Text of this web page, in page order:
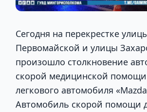
Сегодня на перекрестке
Первомайской и улицы
произошло столкновение
скорой медицинской помощи
легкового автомобиля
Автомобиль скорой помощи